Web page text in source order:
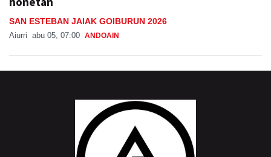
SAN ESTEBAN JAIAK GOIBURUN 2026
Aiurri abu 05, 07:00 ANDOAIN